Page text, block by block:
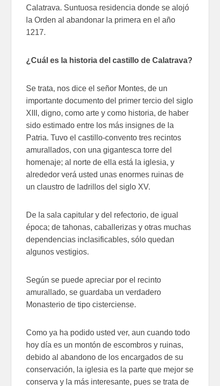
Calatrava. Suntuosa residencia donde se alojó
la Orden al abandonar la primera en el año
1217.
¿Cuál es la historia del castillo de Calatrava?
Se trata, nos dice el señor Montes, de un
importante documento del primer tercio del siglo
XIII, digno, como arte y como historia, de haber
sido estimado entre los más insignes de la
Patria. Tuvo el castillo-convento tres recintos
amurallados, con una gigantesca torre del
homenaje; al norte de ella está la iglesia, y
alrededor verá usted unas enormes ruinas de
un claustro de ladrillos del siglo XV.
De la sala capitular y del refectorio, de igual
época; de tahonas, caballerizas y otras muchas
dependencias inclasificables, sólo quedan
algunos vestigios.
Según se puede apreciar por el recinto
amurallado, se guardaba un verdadero
Monasterio de tipo cisterciense.
Como ya ha podido usted ver, aun cuando todo
hoy día es un montón de escombros y ruinas,
debido al abandono de los encargados de su
conservación, la iglesia es la parte que mejor se
conserva y la más interesante, pues se trata de